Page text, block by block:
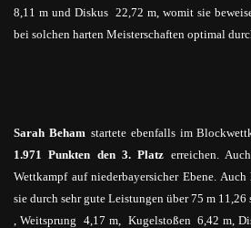
8,11 m und Diskus 22,72 m, womit sie
bei solchen harten Meisterschaften optimal
Sarah Beham startete ebenfalls im
1.971 Punkten den3. Platz erreichen.
Wettkampf auf niederbayersicher Ebene.
sie durch sehr gute Leistungen über 75 m 11,26
, Weitsprung 4,17 m, Kugelstoßen 6,42 m,